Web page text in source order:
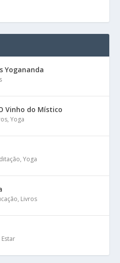
Yogananda
Vinho do Místico
,Yoga
,Yoga
, Livros